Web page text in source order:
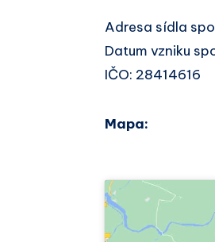
Adresa sídla
Datum vzniku
IČO: 28414616
Mapa: